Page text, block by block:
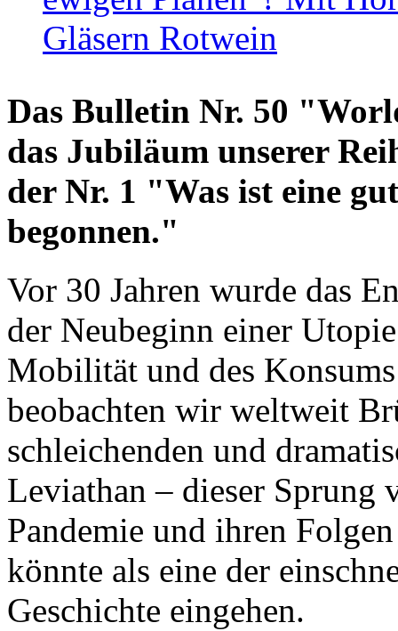
Gläsern Rotwein
Das Bulletin Nr. 50
das Jubiläum unserer
der Nr. 1 "Was ist eine
begonnen."
Vor 30 Jahren wurde das
der Neubeginn einer
Mobilität und des
beobachten wir weltweit
schleichenden und
Leviathan – dieser Sprung
Pandemie und ihren
könnte als eine der
Geschichte eingehen.